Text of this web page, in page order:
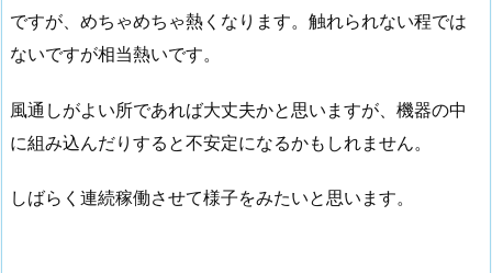
ですが、めちゃめちゃ熱くなります。触れられない程では
ないですが相当熱いです。
風通しがよい所であれば大丈夫かと思いますが、機器の中
に組み込んだりすると不安定になるかもしれません。
しばらく連続稼働させて様子をみたいと思います。